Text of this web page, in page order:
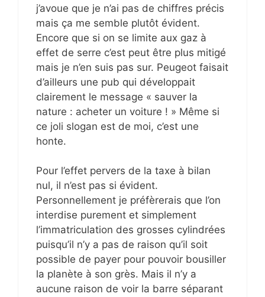
j’avoue que je n’ai pas de chiffres précis
mais ça me semble plutôt évident.
Encore que si on se limite aux gaz à
effet de serre c’est peut être plus mitigé
mais je n’en suis pas sur. Peugeot faisait
d’ailleurs une pub qui développait
clairement le message « sauver la
nature : acheter un voiture ! » Même si
ce joli slogan est de moi, c’est une
honte.
Pour l’effet pervers de la taxe à bilan
nul, il n’est pas si évident.
Personnellement je préfèrerais que l’on
interdise purement et simplement
l’immatriculation des grosses cylindrées
puisqu’il n’y a pas de raison qu’il soit
possible de payer pour pouvoir bousiller
la planète à son grès. Mais il n’y a
aucune raison de voir la barre séparant